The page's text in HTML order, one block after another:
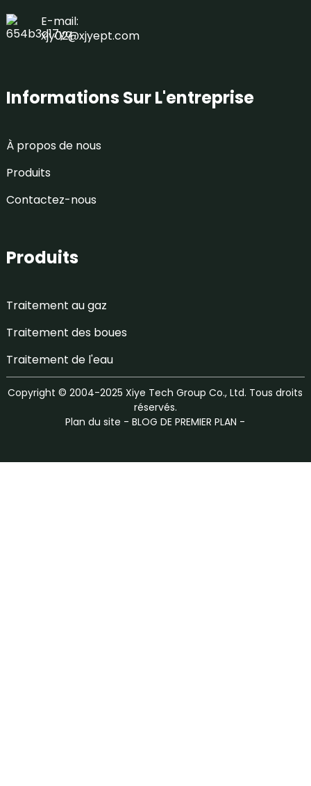
E-mail:
xjy02@xjyept.com
Informations Sur L'entreprise
À propos de nous
Produits
Contactez-nous
Produits
Traitement au gaz
Traitement des boues
Traitement de l'eau
Copyright © 2004-2025 Xiye Tech Group Co., Ltd. Tous droits
réservés.
Plan du site -BLOG DE PREMIER PLAN -